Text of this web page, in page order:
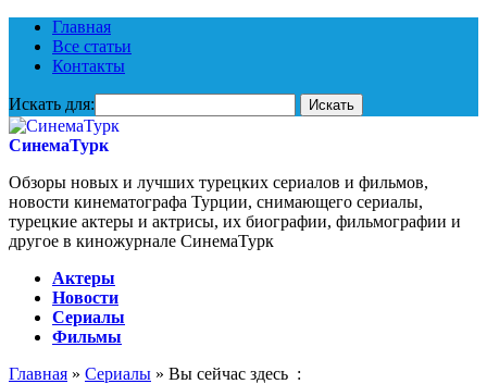
Главная
Все статьи
Контакты
Искать для:
СинемаТурк
Обзоры новых и лучших турецких сериалов и фильмов,
новости кинематографа Турции, снимающего сериалы,
турецкие актеры и актрисы, их биографии, фильмографии и
другое в киножурнале СинемаТурк
Актеры
Новости
Сериалы
Фильмы
Главная » Сериалы » Вы сейчас здесь :